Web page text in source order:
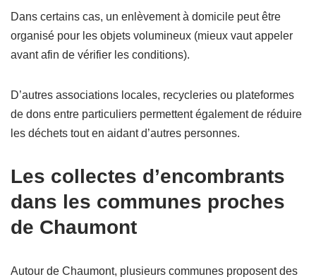
Dans certains cas, un enlèvement à domicile peut être
organisé pour les objets volumineux (mieux vaut appeler
avant afin de vérifier les conditions).
D’autres associations locales, recycleries ou plateformes
de dons entre particuliers permettent également de réduire
les déchets tout en aidant d’autres personnes.
Les collectes d’encombrants
dans les communes proches
de Chaumont
Autour de Chaumont, plusieurs communes proposent des